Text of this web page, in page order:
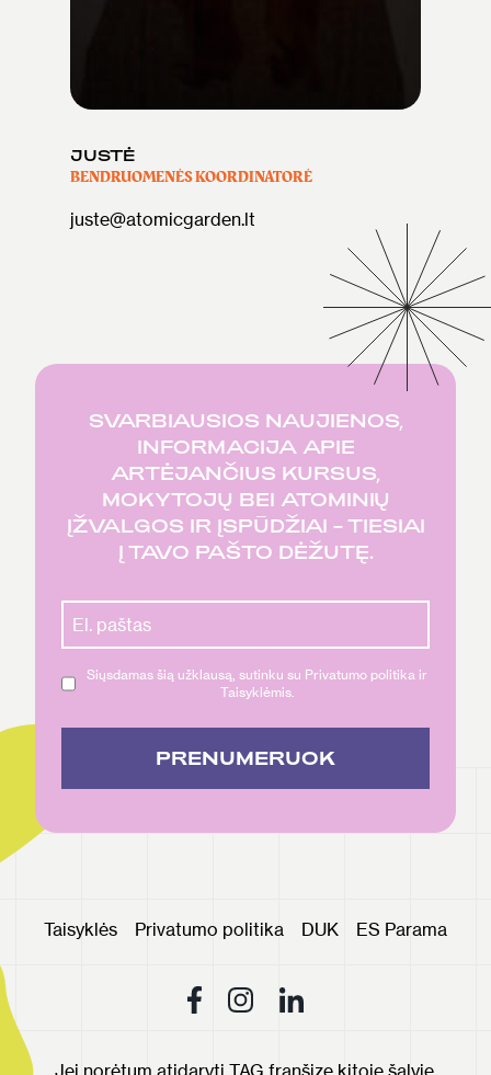
JUSTĖ
BENDRUOMENĖS KOORDINATORĖ
juste@atomicgarden.lt
SVARBIAUSIOS NAUJIENOS,
INFORMACIJA APIE
ARTĖJANČIUS KURSUS,
MOKYTOJŲ BEI ATOMINIŲ
ĮŽVALGOS IR ĮSPŪDŽIAI – TIESIAI
Į TAVO PAŠTO DĖŽUTĘ.
Siųsdamas šią užklausą, sutinku su Privatumo politika ir
Taisyklėmis.
PRENUMERUOK
Taisyklės Privatumo politika DUK ES Parama